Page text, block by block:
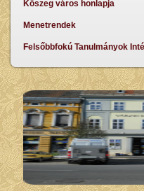
Kőszeg város honlapja
Menetrendek
Felsőbbfokú Tanulmányok